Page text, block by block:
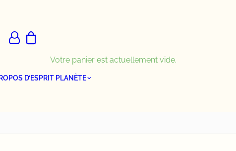
D’ESPRIT PLANÈTE
Votre panier est actuellement vide.